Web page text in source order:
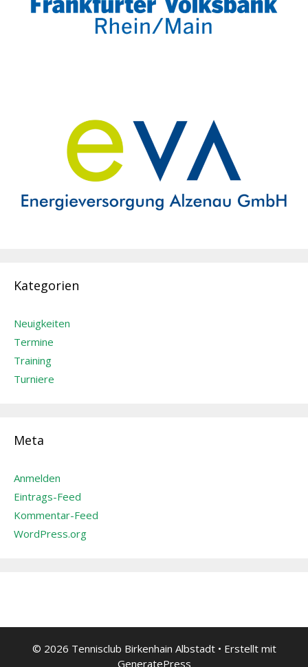
Kategorien
Neuigkeiten
Termine
Training
Turniere
Meta
Anmelden
Eintrags-Feed
Kommentar-Feed
WordPress.org
© 2026 Tennisclub Birkenhain Albstadt• Erstellt mit
GeneratePress